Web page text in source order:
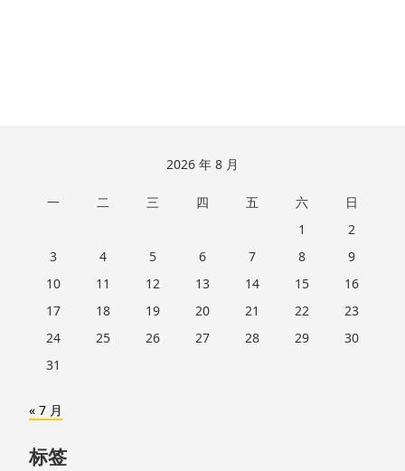
2026 年 8 月
一 二 三 四 五 六
日
1
2
3
4 5 6 7 8
9
10
11 12 13 14 15
16
17
18 19 20 21 22
23
24
25 26 27 28 29
30
31
« 7 月
标签